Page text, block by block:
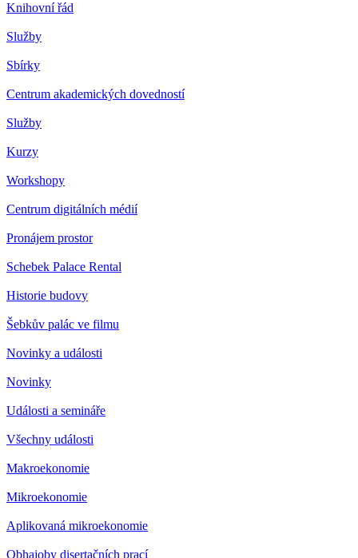
Knihovní řád
Služby
Sbírky
Centrum akademických dovedností
Služby
Kurzy
Workshopy
Centrum digitálních médií
Pronájem prostor
Schebek Palace Rental
Historie budovy
Šebkův palác ve filmu
Novinky a události
Novinky
Události a semináře
Všechny události
Makroekonomie
Mikroekonomie
Aplikovaná mikroekonomie
Obhajoby disertačních prací